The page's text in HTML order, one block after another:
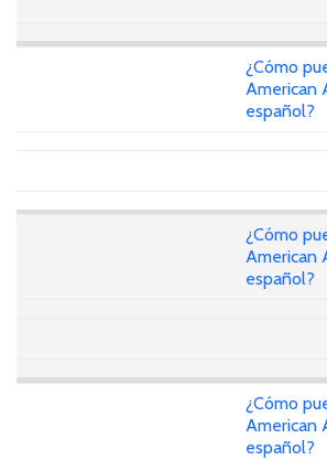
¿Cómo
American
español?
¿Cómo
American
español?
¿Cómo
American
español?